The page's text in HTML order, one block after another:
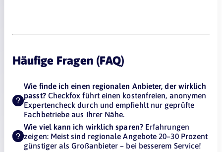
Häufige Fragen (FAQ)
Wie finde ich einen regionalen Anbieter, der wirklich
passt?Checkfox führt einen kostenfreien, anonymen
Expertencheck durch und empfiehlt nur geprüfte
Fachbetriebe aus Ihrer Nähe.
Wie viel kann ich wirklich sparen?Erfahrungen
zeigen: Meist sind regionale Angebote 20–30 Prozent
günstiger als Großanbieter – bei besserem Service!